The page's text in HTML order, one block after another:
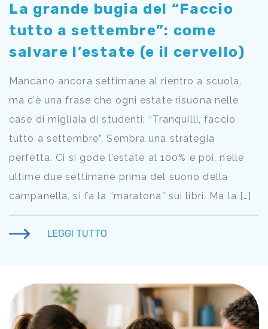
La grande bugia del “Faccio
tutto a settembre”: come
salvare l’estate (e il cervello)
Mancano ancora settimane al rientro a scuola,
ma c’è una frase che ogni estate risuona nelle
case di migliaia di studenti: “Tranquilli, faccio
tutto a settembre”. Sembra una strategia
perfetta. Ci si gode l’estate al 100% e poi, nelle
ultime due settimane prima del suono della
campanella, si fa la “maratona” sui libri. Ma la […]
LEGGI TUTTO